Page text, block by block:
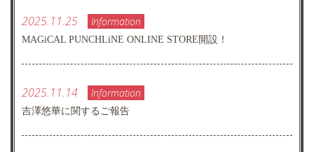
2025.11.25 Information
MAGiCAL PUNCHLiNE ONLINE STORE開設！
2025.11.14 Information
吉澤悠華に関するご報告